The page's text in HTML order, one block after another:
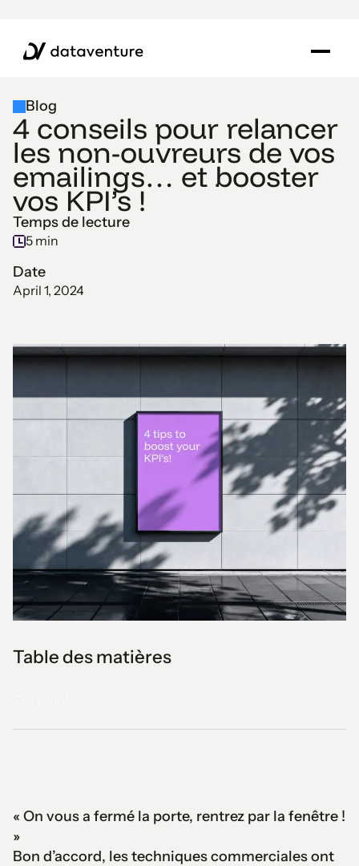
Table des matières
Blog
4 conseils pour relancer
les non-ouvreurs de vos
emailings… et booster
vos KPI’s !
Temps de lecture
5 min
Date
April 1, 2024
« On vous a fermé la porte, rentrez par la fenêtre !
»
Bon d’accord, les techniques commerciales ont